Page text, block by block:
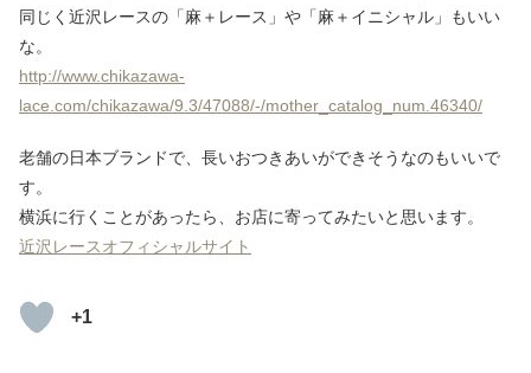
同じく近沢レースの「麻＋レース」や「麻＋イニシャル」もいい
な。
http://www.chikazawa-
lace.com/chikazawa/9.3/47088/-/mother_catalog_num.46340/
老舗の日本ブランドで、長いおつきあいができそうなのもいいで
す。
横浜に行くことがあったら、お店に寄ってみたいと思います。
近沢レースオフィシャルサイト
+1